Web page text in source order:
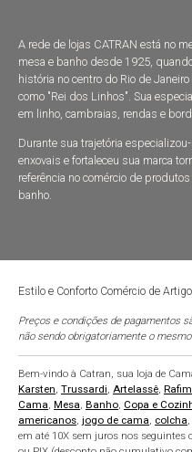
A rede de lojas CATRAN está no
mesa e banho desde 1925,
história no centro do Rio de Janeiro
como "Rei dos Linhos". Sua
em linho, cambraias, rendas e
Durante sua trajetória
enxovais e fortaleceu sua marca
referência no comércio de
banho.
Estilo e Conforto Comércio de
Preços e condições de pagamentos
não sendo obrigatoriamente o
Bem-vindo à Catran, sua loja de
Karsten, Trussardi, Artelassê,
Cama, Mesa, Banho, Copa e
americanos, jogo de cama, colcha,
em até 10X sem juros nos seguintes